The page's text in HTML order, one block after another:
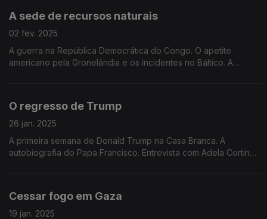
A sede de recursos naturais
02 fev. 2025
A guerra na República Democrática do Congo. O apetite
americano pela Gronelândia e os incidentes no Báltico. A
O regresso de Trump
26 jan. 2025
A primeira semana de Donald Trump na Casa Branca. A
autobiografia do Papa Francisco. Entrevista com Adela Cortina.
Cessar fogo em Gaza
19 jan. 2025